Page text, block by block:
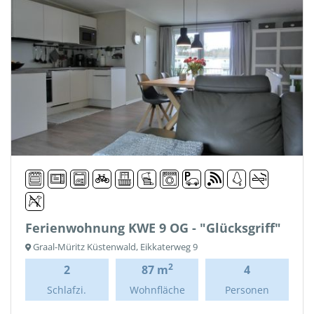
Ferienwohnung KWE 9 OG - "Glücksgriff"
Graal-Müritz Küstenwald, Eikkaterweg 9
2
Schlafzi.
87 m2
Wohnfläche
4
Personen